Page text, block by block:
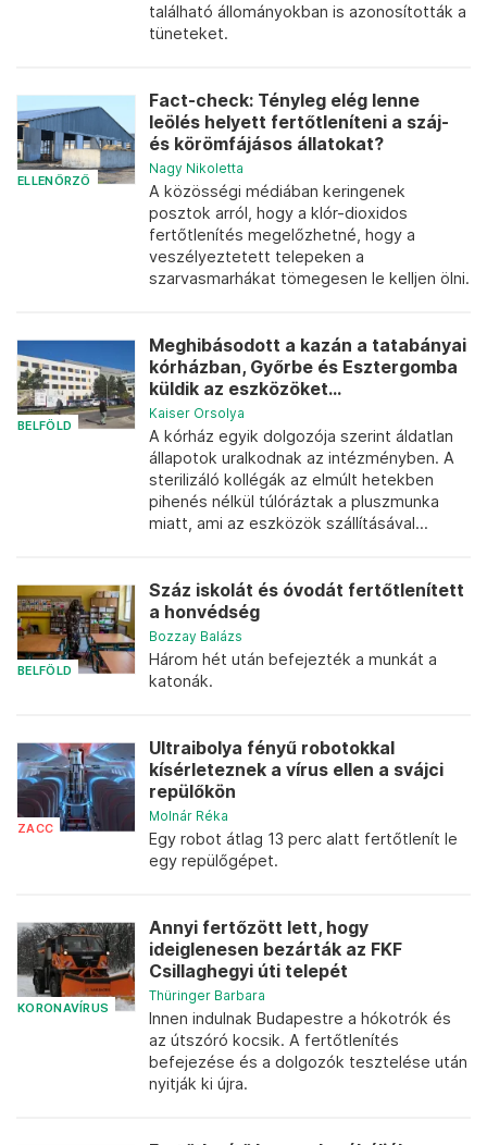
található állományokban is azonosították a
tüneteket.
ELLENŐRZŐ
Fact-check: Tényleg elég lenne
leölés helyett fertőtleníteni a száj-
és körömfájásos állatokat?
Nagy Nikoletta
A közösségi médiában keringenek
posztok arról, hogy a klór-dioxidos
fertőtlenítés megelőzhetné, hogy a
veszélyeztetett telepeken a
szarvasmarhákat tömegesen le kelljen ölni.
BELFÖLD
Meghibásodott a kazán a tatabányai
kórházban, Győrbe és Esztergomba
küldik az eszközöket...
Kaiser Orsolya
A kórház egyik dolgozója szerint áldatlan
állapotok uralkodnak az intézményben. A
sterilizáló kollégák az elmúlt hetekben
pihenés nélkül túlóráztak a pluszmunka
miatt, ami az eszközök szállításával...
BELFÖLD
Száz iskolát és óvodát fertőtlenített
a honvédség
Bozzay Balázs
Három hét után befejezték a munkát a
katonák.
ZACC
Ultraibolya fényű robotokkal
kísérleteznek a vírus ellen a svájci
repülőkön
Molnár Réka
Egy robot átlag 13 perc alatt fertőtlenít le
egy repülőgépet.
KORONAVÍRUS
Annyi fertőzött lett, hogy
ideiglenesen bezárták az FKF
Csillaghegyi úti telepét
Thüringer Barbara
Innen indulnak Budapestre a hókotrók és
az útszóró kocsik. A fertőtlenítés
befejezése és a dolgozók tesztelése után
nyitják ki újra.